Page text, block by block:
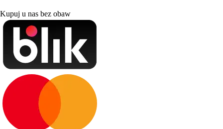
Kupuj u nas bez obaw